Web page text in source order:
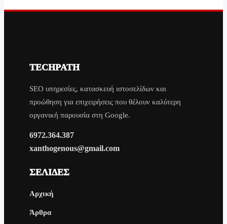
TECHPATH
SEO υπηρεσίες, κατασκευή ιστοσελίδων και
προώθηση για επιχειρήσεις που θέλουν καλύτερη
οργανική παρουσία στη Google.
6972.364.387
xanthogenous@gmail.com
ΣΕΛΊΔΕΣ
Αρχική
Άρθρα